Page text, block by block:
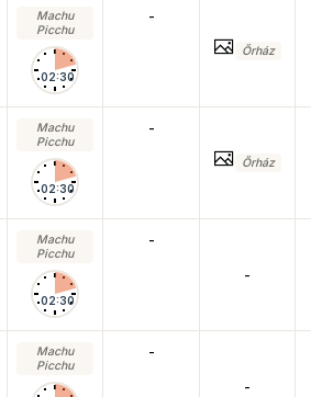
Machu
Picchu
02:30
-
Őrház
Machu
Picchu
02:30
-
Őrház
Machu
Picchu
02:30
-
-
Machu
Picchu
-
-